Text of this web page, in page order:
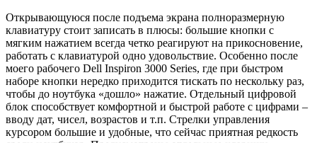
Открывающуюся после подъема экрана полноразмерную
клавиатуру стоит записать в плюсы: большие кнопки с
мягким нажатием всегда четко реагируют на прикосновение,
работать с клавиатурой одно удовольствие. Особенно после
моего рабочего Dell Inspiron 3000 Series, где при быстром
наборе кнопки нередко приходится тискать по нескольку раз,
чтобы до ноутбука «дошло» нажатие. Отдельный цифровой
блок способствует комфортной и быстрой работе с цифрами –
вводу дат, чисел, возрастов и т.п. Стрелки управления
курсором большие и удобные, что сейчас приятная редкость